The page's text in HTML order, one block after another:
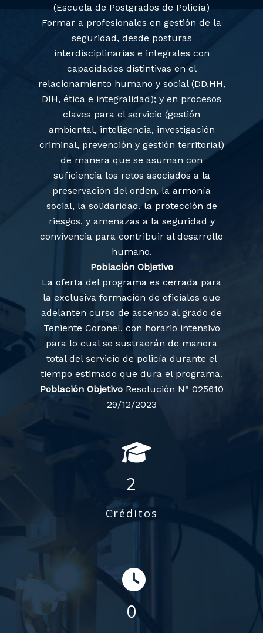
(Escuela de Postgrados de Policía)
Formar a profesionales en gestión de la
seguridad, desde posturas
interdisciplinarias e integrales con
capacidades distintivas en el
relacionamiento humano y social (DD.HH,
DIH, ética e integralidad); y en procesos
claves para el servicio (gestión
ambiental, inteligencia, investigación
criminal, prevención y gestión territorial)
de manera que se asuman con
suficiencia los retos asociados a la
preservación del orden, la armonía
social, la solidaridad, la protección de
riesgos, y amenazas a la seguridad y
convivencia para contribuir al desarrollo
humano.
Población Objetivo
La oferta del programa es cerrada para
la exclusiva formación de oficiales que
adelanten curso de ascenso al grado de
Teniente Coronel, con horario intensivo
para lo cual se sustraerán de manera
total del servicio de policía durante el
tiempo estimado que dura el programa.
Población ObjetivoResolución N° 025610
29/12/2023
2
Créditos
0